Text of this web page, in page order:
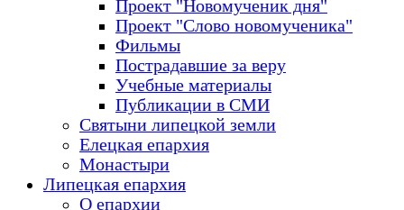
Проект "Новомученик дня"
Проект "Слово новомученика"
Фильмы
Пострадавшие за веру
Учебные материалы
Публикации в СМИ
Святыни липецкой земли
Елецкая епархия
Монастыри
Липецкая епархия
О епархии